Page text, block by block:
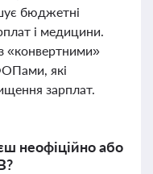
бюджетні
і медицини.
«конвертними»
які
зарплат.
неофіційно або